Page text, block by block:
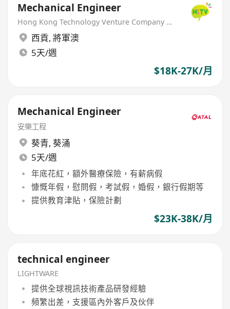
Mechanical Engineer
Hong Kong Technology Venture Company Limited(HKTV)
西貢, 將軍澳
5天/週
$18K-27K/月
Mechanical Engineer
安樂工程
葵青, 葵涌
5天/週
年底花紅，額外醫療保險，有薪病假
慷慨年假，慰問假，考試假，婚假，銀行假期等
提供教育津貼，保險計劃
$23K-38K/月
technical engineer
LIGHTWARE
提供全球視訊技術產品研發經驗
頻繁出差，支援區內外客戶及伙伴